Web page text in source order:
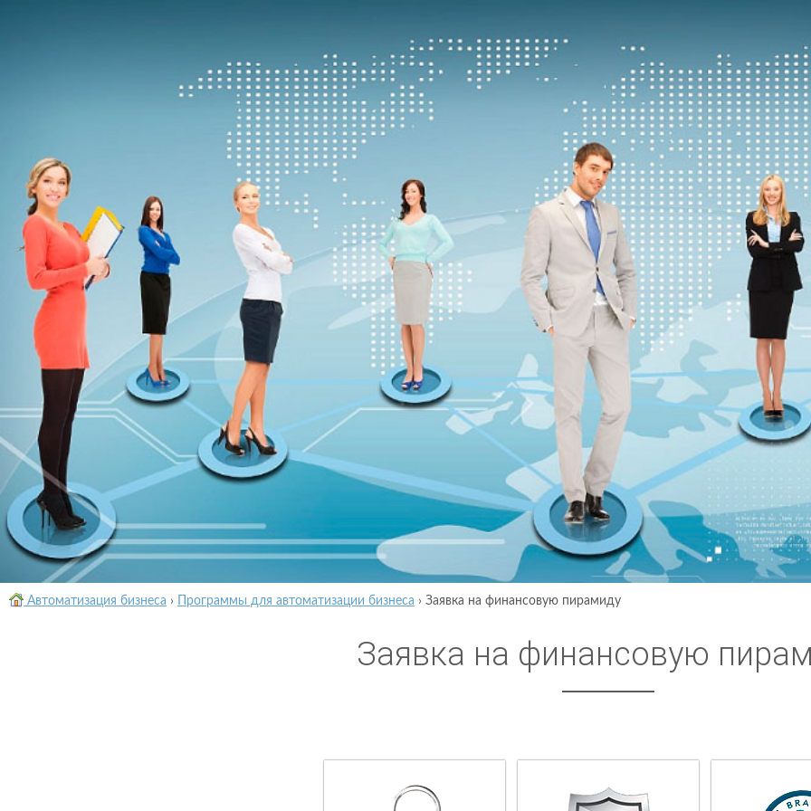
Автоматизация бизнеса › Программы для автоматизации бизнеса › Заявка на финансовую пирамиду
Заявка на финансовую